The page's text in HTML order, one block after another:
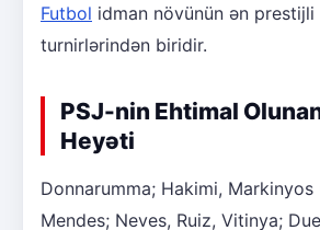
Futbol idman növünün ən prestijli
turnirlərindən biridir.
PSJ-nin Ehtimal
Heyəti
Donnarumma; Hakimi, Markinyos
Mendes; Neves, Ruiz, Vitinya;